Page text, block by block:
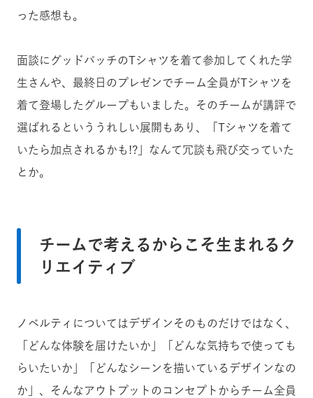
った感想も。
面談にグッドパッチのTシャツを着て参加してくれた学
生さんや、最終日のプレゼンでチーム全員がTシャツを
着て登場したグループもいました。そのチームが講評で
選ばれるといううれしい展開もあり、「Tシャツを着て
いたら加点されるかも!?」なんて冗談も飛び交っていた
とか。
チームで考えるからこそ生まれるク
リエイティブ
ノベルティについてはデザインそのものだけではなく、
「どんな体験を届けたいか」「どんな気持ちで使っても
らいたいか」「どんなシーンを描いているデザインなの
か」、そんなアウトプットのコンセプトからチーム全員